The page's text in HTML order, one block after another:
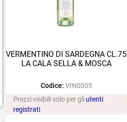
VERMENTINO DI SARDEGNA CL.75
LA CALA SELLA & MOSCA
Codice: VIN0005
Prezzi visibili solo per gli utenti
registrati